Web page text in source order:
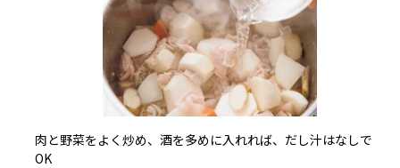
肉と野菜をよく炒め、酒を多めに入れれば、だし汁はなしで
OK